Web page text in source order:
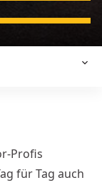
Profis
für Tag auch